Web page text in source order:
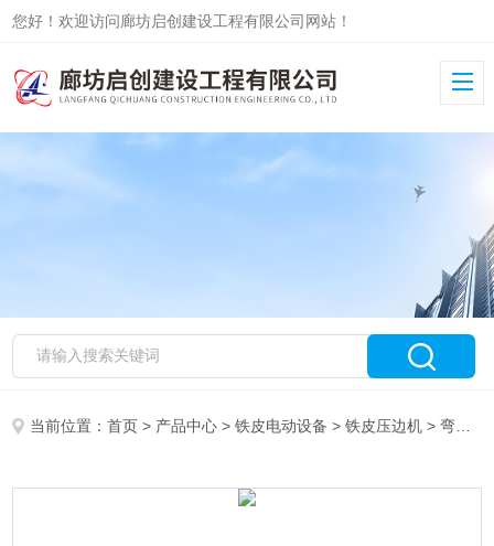
您好！欢迎访问廊坊启创建设工程有限公司网站！
当前位置：首页 > 产品中心 >铁皮电动设备 >铁皮压边机 > 弯头电动压边机使用好处